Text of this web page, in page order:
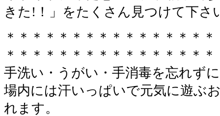
きた!！」をたくさん見つけて下さ
＊＊＊＊＊＊＊＊＊＊＊＊＊＊＊
＊＊＊＊＊＊＊＊＊＊＊＊＊＊＊＊
手洗い・うがい・手消毒を忘れず
場内には汗いっぱいで元気に遊ぶ
れます。